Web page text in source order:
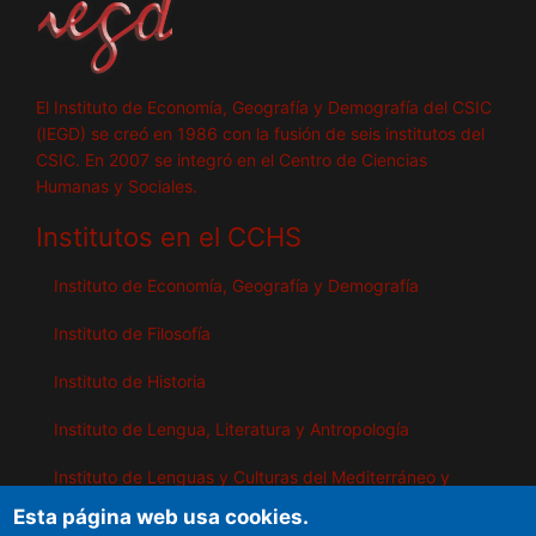
El Instituto de Economía, Geografía y Demografía del CSIC
(IEGD) se creó en 1986 con la fusión de seis institutos del
CSIC. En 2007 se integró en el Centro de Ciencias
Humanas y Sociales.
Institutos en el CCHS
Instituto de Economía, Geografía y Demografía
Instituto de Filosofía
Instituto de Historia
Instituto de Lengua, Literatura y Antropología
Instituto de Lenguas y Culturas del Mediterráneo y
Esta página web usa cookies.